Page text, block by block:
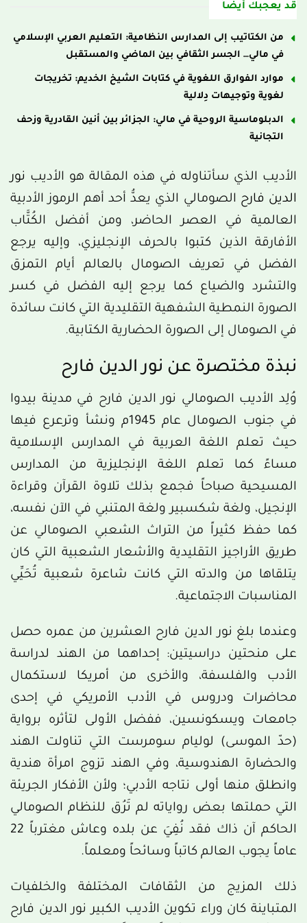
قد يعجبك أيضاً
من الكتاتيب إلى المدارس النظامية: التعليم العربي الإسلامي
في مالي… الجسر الثقافي بين الماضي والمستقبل
موارد الفوارق اللغوية في كتابات الشيخ الخديم: تخريجات
لغوية وتوجيهات دِلالية
الدبلوماسية الروحية في مالي: الجزائر بين أنين القادرية وزحف
التجانية
الأديب الذي سأتناوله في هذه المقالة هو الأديب نور
الدين فارح الصومالي الذي يعدُّ أحد أهم الرموز الأدبية
العالمية في العصر الحاضر، ومن أفضل الكُتَّاب
الأفارقة الذين كتبوا بالحرف الإنجليزي، وإليه يرجع
الفضل في تعريف الصومال بالعالم أيام التمزق
والتشرد والضياع كما يرجع إليه الفضل في كسر
الصورة النمطية الشفهية التقليدية التي كانت سائدة
في الصومال إلى الصورة الحضارية الكتابية.
نبذة مختصرة عن نور الدين فارح
وُلِد الأديب الصومالي نور الدين فارح في مدينة بيدوا
في جنوب الصومال عام 1945م ونشأ وترعرع فيها
حيث تعلم اللغة العربية في المدارس الإسلامية
مساءً كما تعلم اللغة الإنجليزية من المدارس
المسيحية صباحاً فجمع بذلك تلاوة القرآن وقراءة
الإنجيل، ولغة شكسبير ولغة المتنبي في الآن نفسه،
كما حفظ كثيراً من التراث الشعبي الصومالي عن
طريق الأراجيز التقليدية والأشعار الشعبية التي كان
يتلقاها من والدته التي كانت شاعرة شعبية تُحَيِّي
المناسبات الاجتماعية.
وعندما بلغ نور الدين فارح العشرين من عمره حصل
على منحتين دراسيتين: إحداهما من الهند لدراسة
الأدب والفلسفة، والأخرى من أمريكا لاستكمال
محاضرات ودروس في الأدب الأمريكي في إحدى
جامعات ويسكونسين، ففضل الأولى لتأثره برواية
(حدّ الموسى) لوليام سومرست التي تناولت الهند
والحضارة الهندوسية، وفي الهند تزوج امرأة هندية
وانطلق منها أولى نتاجه الأدبي؛ ولأن الأفكار الجريئة
التي حملتها بعض رواياته لم تَرُق للنظام الصومالي
الحاكم آن ذاك فقد نُفِيَ عن بلده وعاش مغترباً 22
عاماً يجوب العالم كاتباً وسائحاً ومعلماً.
ذلك المزيج من الثقافات المختلفة والخلفيات
المتباينة كان وراء تكوين الأديب الكبير نور الدين فارح